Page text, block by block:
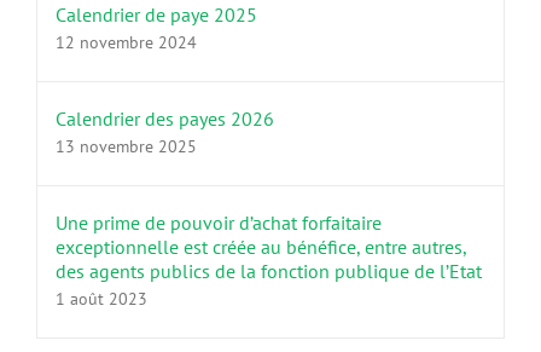
Calendrier de paye 2025
12 novembre 2024
Calendrier des payes 2026
13 novembre 2025
Une prime de pouvoir d’achat forfaitaire
exceptionnelle est créée au bénéfice, entre autres,
des agents publics de la fonction publique de l’Etat
1 août 2023